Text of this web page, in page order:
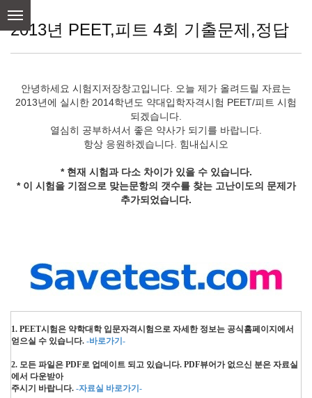
content
2013년 PEET,피트 4회 기출문제,정답
안녕하세요 시험지저장창고입니다. 오늘 제가 올려드릴 자료는
2013년에 실시한 2014학년도 약대입학자격시험 PEET/피트 시험
되겠습니다.
열심히 공부하셔서 좋은 약사가 되기를 바랍니다.
항상 응원하겠습니다. 힘내십시오
* 현재 시험과 다소 차이가 있을 수 있습니다.
* 이 시험을 기점으로 맞는문항의 갯수를 찾는 고난이도의 문제가
추가되었습니다.
1. PEET시험은 약학대학 입문자격시험으로 자세한 정보는 공식홈페이지에서
얻으실 수 있습니다. -바로가기-
2. 모든 파일은 PDF로 업데이트 되고 있습니다. PDF뷰어가 없으신 분은 자료실
에서 다운받아
주시기 바랍니다. -자료실 바로가기-